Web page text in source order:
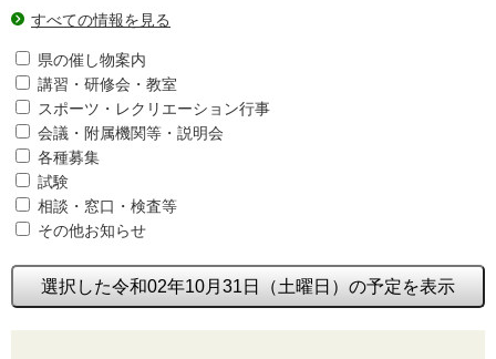
すべての情報を見る
県の催し物案内
講習・研修会・教室
スポーツ・レクリエーション行事
会議・附属機関等・説明会
各種募集
試験
相談・窓口・検査等
その他お知らせ
選択した令和02年10月31日（土曜日）の予定を表示